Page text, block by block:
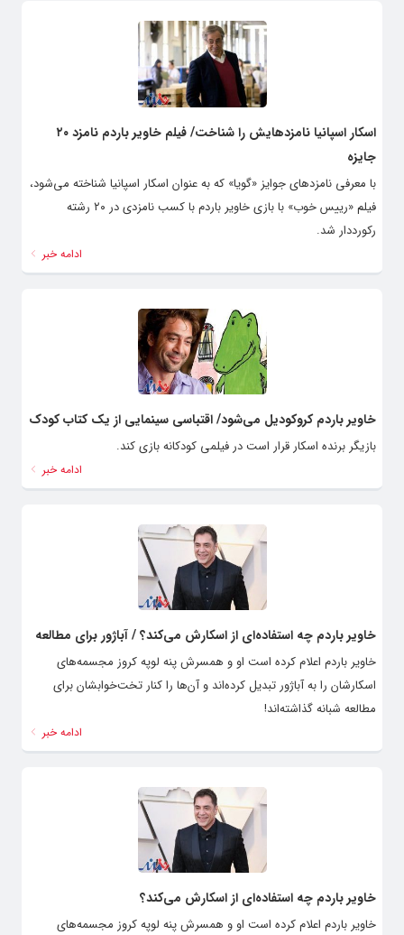
اسکار اسپانیا نامزدهایش را شناخت/ فیلم خاویر باردم نامزد ۲۰
جایزه
با معرفی نامزدهای جوایز «گویا» که به عنوان اسکار اسپانیا شناخته می‌شود،
فیلم «رییس خوب» با بازی خاویر باردم با کسب نامزدی در ۲۰ رشته
رکورددار شد.
ادامه خبر
خاویر باردم کروکودیل می‌شود/ اقتباسی سینمایی از یک کتاب کودک
بازیگر برنده اسکار قرار است در فیلمی کودکانه بازی کند.
ادامه خبر
خاویر باردم چه استفاده‌ای از اسکارش می‌کند؟ / آباژور برای مطالعه
خاویر باردم اعلام کرده است او و همسرش پنه لوپه کروز مجسمه‌های
اسکارشان را به آباژور تبدیل کرده‌اند و آن‌ها را کنار تخت‌خوابشان برای
مطالعه شبانه گذاشته‌اند!
ادامه خبر
خاویر باردم چه استفاده‌ای از اسکارش می‌کند؟
خاویر باردم اعلام کرده است او و همسرش پنه لوپه کروز مجسمه‌های